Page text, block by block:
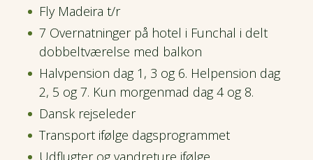
Fly Madeira t/r
7 Overnatninger på hotel i Funchal i delt
dobbeltværelse med balkon
Halvpension dag 1, 3 og 6. Helpension dag
2, 5 og 7. Kun morgenmad dag 4 og 8.
Dansk rejseleder
Transport ifølge dagsprogrammet
Udflugter og vandreture ifølge